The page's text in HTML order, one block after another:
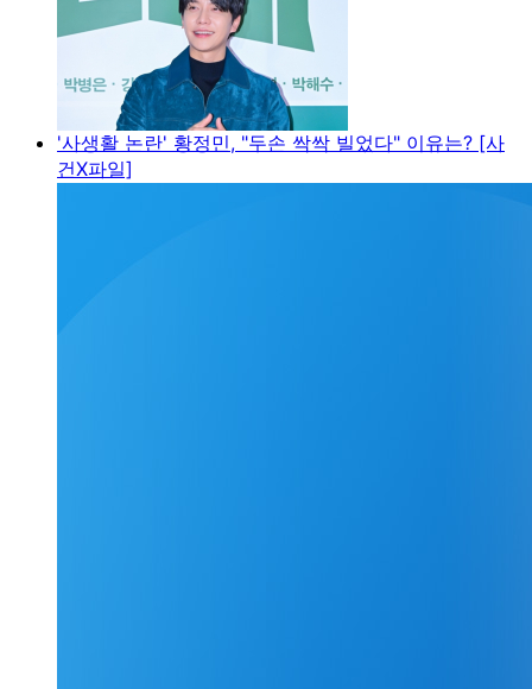
'사생활 논란' 황정민, "두손 싹싹 빌었다" 이유는? [사
건X파일]